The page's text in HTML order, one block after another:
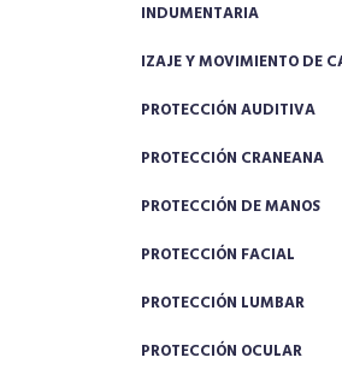
INDUMENTARIA
IZAJE Y MOVIMIENTO DE
PROTECCIÓN AUDITIVA
PROTECCIÓN CRANEANA
PROTECCIÓN DE MANOS
PROTECCIÓN FACIAL
PROTECCIÓN LUMBAR
PROTECCIÓN OCULAR